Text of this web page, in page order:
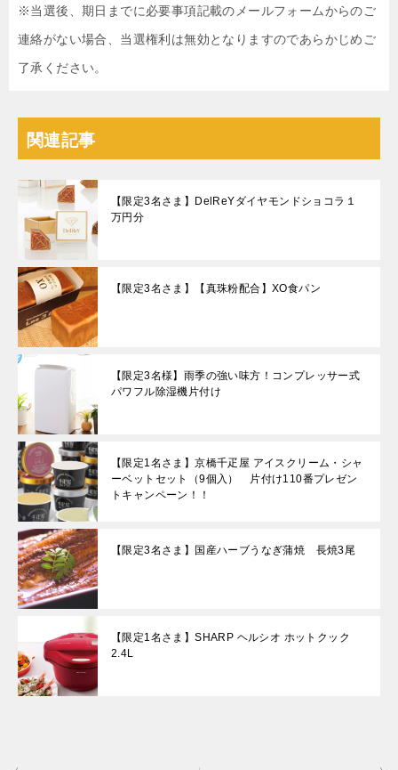
※当選後、期日までに必要事項記載のメールフォームからのご
連絡がない場合、当選権利は無効となりますのであらかじめご
了承ください。
関連記事
【限定3名さま】DelReYダイヤモンドショコラ１
万円分
【限定3名さま】【真珠粉配合】XO食パン
【限定3名様】雨季の強い味方！コンプレッサー式
パワフル除湿機片付け
【限定1名さま】京橋千疋屋 アイスクリーム・シャ
ーベットセット（9個入） 片付け110番プレゼン
トキャンペーン！！
【限定3名さま】国産ハーブうなぎ蒲焼 長焼3尾
【限定1名さま】SHARP ヘルシオ ホットクック
2.4L